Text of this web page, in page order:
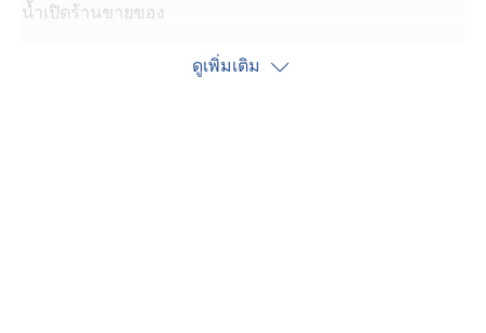
น้ำเปิดร้านขายของ
ดูเพิ่มเติม